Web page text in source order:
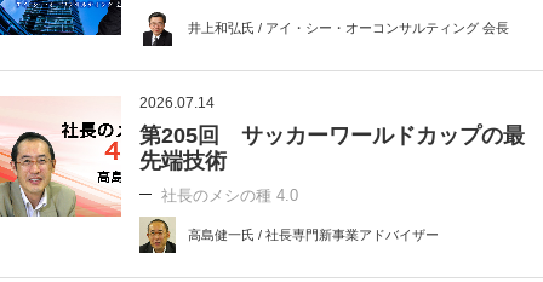
井上和弘氏 / アイ・シー・オーコンサルティング 会長
2026.07.14
第205回 サッカーワールドカップの最
先端技術
社長のメシの種 4.0
高島健一氏 / 社長専門新事業アドバイザー